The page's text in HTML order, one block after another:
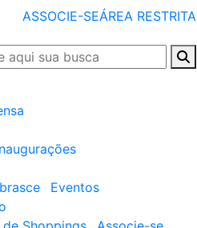
ASSOCIE-SEÁREA RESTRITA
Eventos